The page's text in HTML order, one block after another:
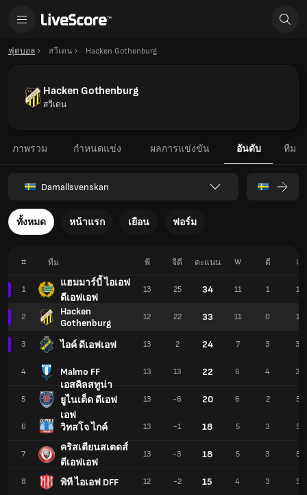
ฟุตบอล สวีเดน Hacken Gothenburg
Hacken Gothenburg
สวีเดน
ภาพรวม กำหนดแข่ง ผลการแข่งขัน อันดับ ทีม
Damallsvenskan
ทั้งหมด หน้าแรก เยือน ฟอร์ม
# ทีม
1
แฮมมาร์บี้ ไอเอฟ
ดีเอฟเอฟ
2
Hacken
Gothenburg
3 ไอค์ ดีเอฟเอฟ
4 Malmo FF
5
เอสคิลสทูน่า
ยูไนเต็ด ดีเอฟ
เอฟ
6 วิทสโจ ไกค์
7
คริสเตียนสเตดส์
ดีเอฟเอฟ
8 พิที ไอเอฟ DFF
พี จีดี คะแนน W ดี L
13 25 34 11 1 1
12 22 33 11 0 1
13 2 24 7 3 3
13 13 22 6 4 3
13 -6 20 6 2 5
13 -1 18 5 3 5
13 -3 18 5 3 5
12 -2 15 4 3 5